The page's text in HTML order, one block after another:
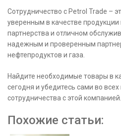
Сотрудничество с Petrol Trade –
уверенным в качестве продукции
партнерства и отличном
надежным и проверенным
нефтепродуктов и газа.
Найдите необходимые товары в
сегодня и убедитесь сами во
сотрудничества с этой компанией.
Похожие статьи: